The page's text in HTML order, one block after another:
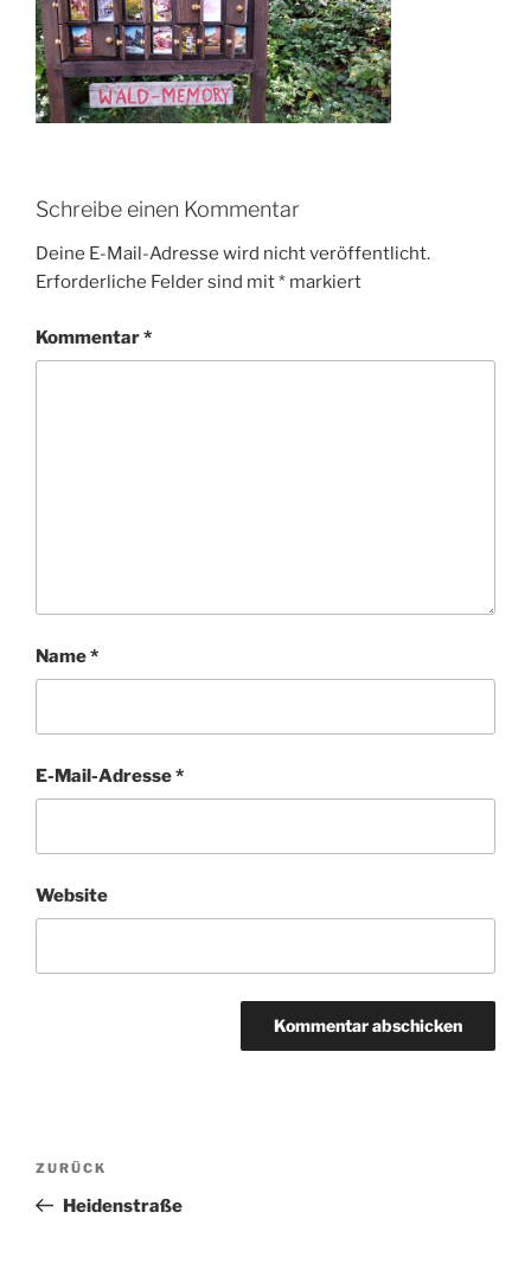
Schreibe einen Kommentar
Deine E-Mail-Adresse wird nicht veröffentlicht.
Erforderliche Felder sind mit* markiert
Kommentar*
Name*
E-Mail-Adresse*
Website
Beitragsnavigation
Vorheriger
Beitrag
ZURÜCK
Heidenstraße